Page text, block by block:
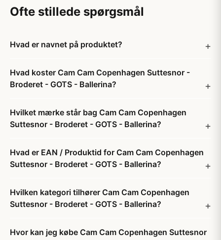
Ofte stillede spørgsmål
Hvad er navnet på produktet?
Hvad koster Cam Cam Copenhagen Suttesnor -
Broderet - GOTS - Ballerina?
Hvilket mærke står bag Cam Cam Copenhagen
Suttesnor - Broderet - GOTS - Ballerina?
Hvad er EAN / Produktid for Cam Cam Copenhagen
Suttesnor - Broderet - GOTS - Ballerina?
Hvilken kategori tilhører Cam Cam Copenhagen
Suttesnor - Broderet - GOTS - Ballerina?
Hvor kan jeg købe Cam Cam Copenhagen Suttesnor